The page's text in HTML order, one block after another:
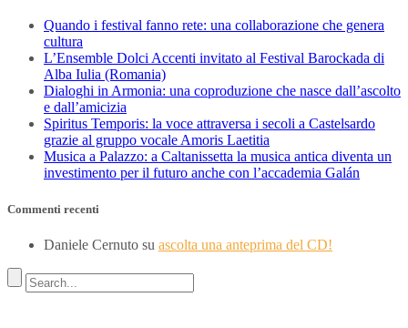
Quando i festival fanno rete: una collaborazione che genera
cultura
L’Ensemble Dolci Accenti invitato al Festival Barockada di
Alba Iulia (Romania)
Dialoghi in Armonia: una coproduzione che nasce dall’ascolto
e dall’amicizia
Spiritus Temporis: la voce attraversa i secoli a Castelsardo
grazie al gruppo vocale Amoris Laetitia
Musica a Palazzo: a Caltanissetta la musica antica diventa un
investimento per il futuro anche con l’accademia Galán
Commenti recenti
Daniele Cernuto su ascolta una anteprima del CD!